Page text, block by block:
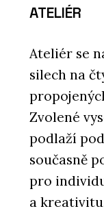
ATELIÉR
Ateliér se
silech na
Zvolené
podlaží
současně
pro
a